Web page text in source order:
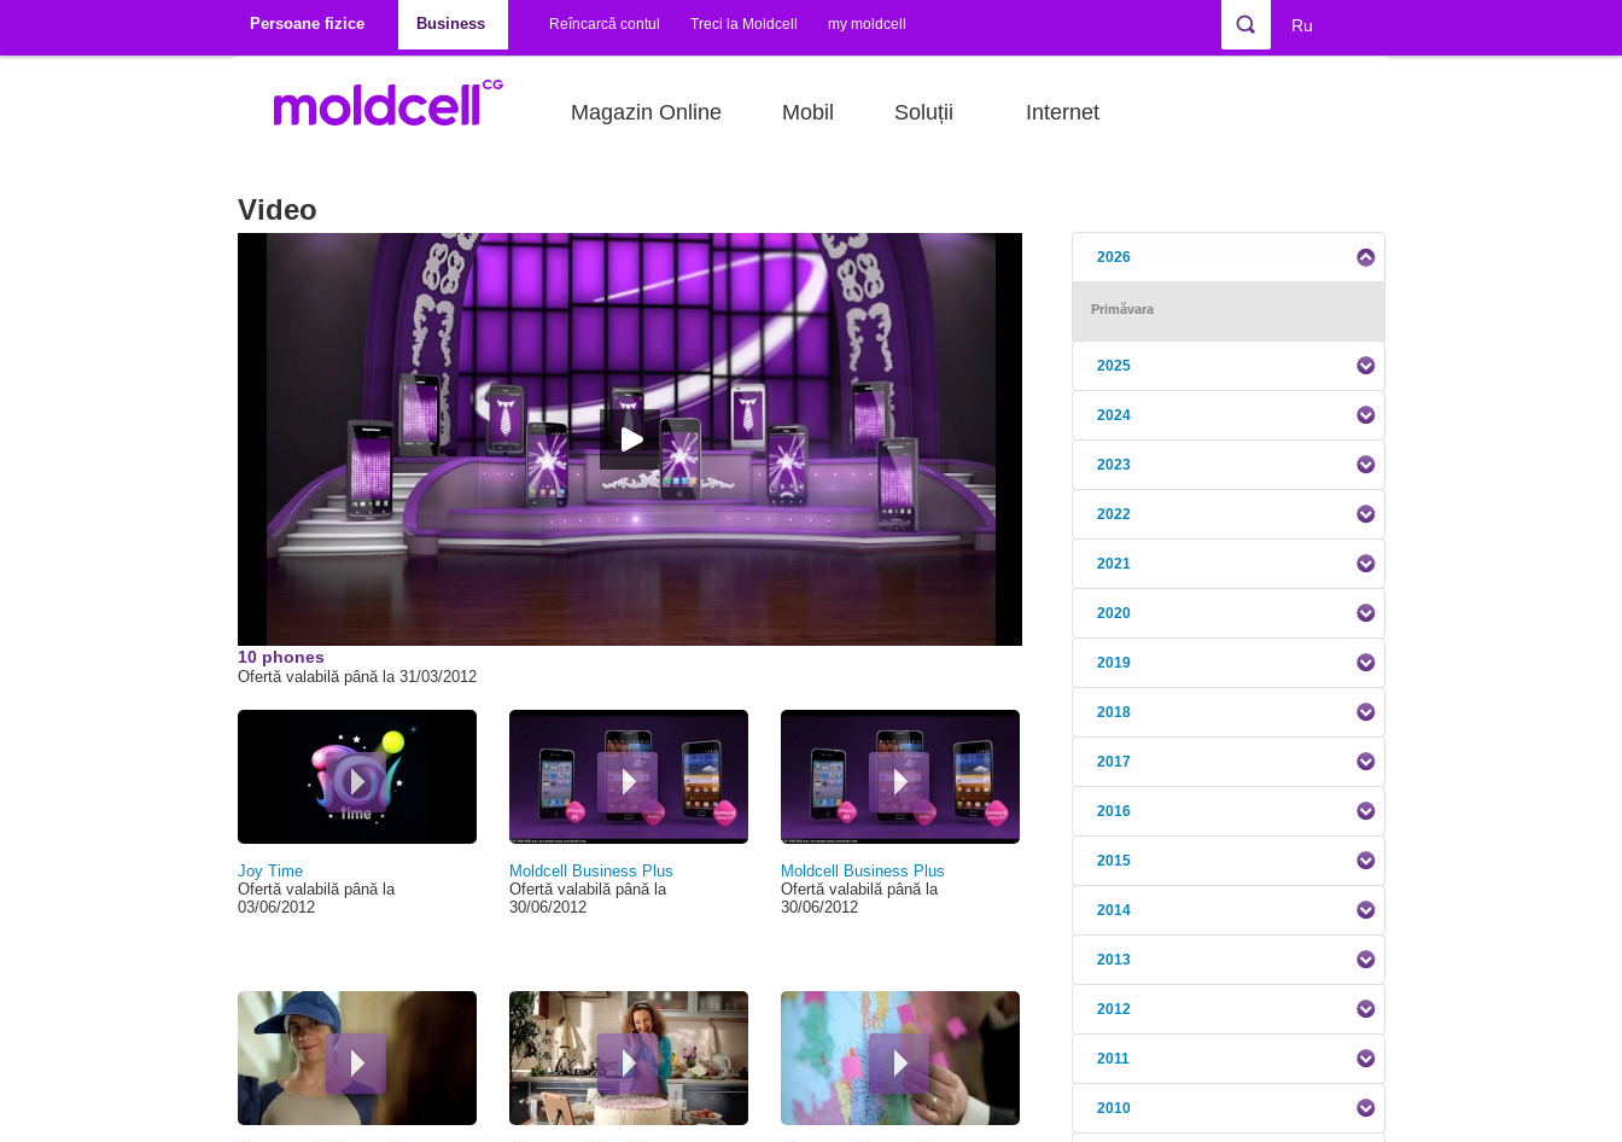
Persoane fizice
Business Reîncarcă contul Treci la Moldcell my moldcell Ru
Magazin Online Mobil Soluții Internet
Video
2026
Primăvara
2025
2024
2023
2022
2021
2020
2019
2018
2017
2016
2015
2014
2013
2012
2011
2010
10 phones
Ofertă valabilă până la 31/03/2012
Joy Time
Ofertă valabilă până la
03/06/2012
Moldcell Business Plus
Ofertă valabilă până la
30/06/2012
Moldcell Business Plus
Ofertă valabilă până la
30/06/2012
Pagini